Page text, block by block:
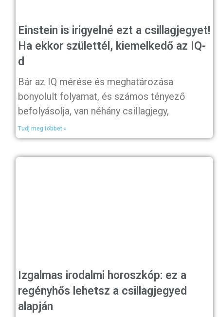
Einstein is irigyelné ezt a csillagjegyet!
Ha ekkor születtél, kiemelkedő az IQ-
d
Bár az IQ mérése és meghatározása
bonyolult folyamat, és számos tényező
befolyásolja, van néhány csillagjegy,
Tudj meg többet »
Izgalmas irodalmi horoszkóp: ez a
regényhős lehetsz a csillagjegyed
alapján